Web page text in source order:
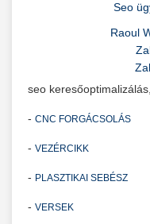
Seo
Raoul
seo
- CNC FORGÁCSOLÁS
- VEZÉRCIKK
- PLASZTIKAI SEBÉSZ
- VERSEK